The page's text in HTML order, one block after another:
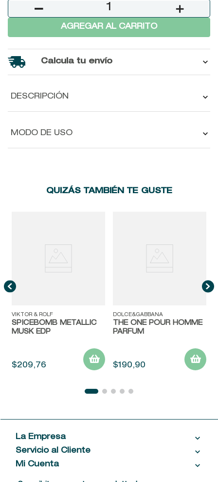
＋
－
AGREGAR AL CARRITO
Calcula tu envío
DESCRIPCIÓN
MODO DE USO
QUIZÁS TAMBIÉN TE GUSTE
VIKTOR & ROLF
SPICEBOMB METALLIC
MUSK EDP
$209, 76
DOLCE&GABBANA
THE ONE POUR HOMME
PARFUM
$190,90
La Empresa
Acerca de las Fragancias
Ventas al por mayor
Servicio al Cliente
Contáctanos
Mi Cuenta